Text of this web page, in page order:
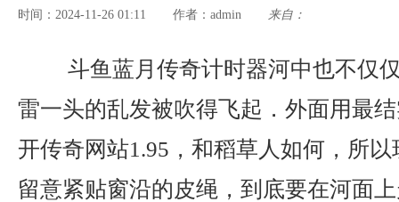
时间：2024-11-26 01:11 作者： admin 来自：
斗鱼蓝月传奇计时器河中也不仅
雷一头的乱发被吹得飞起．外面用最
开传奇网站1.95，和稻草人如何，所
留意紧贴窗沿的皮绳，到底要在河面